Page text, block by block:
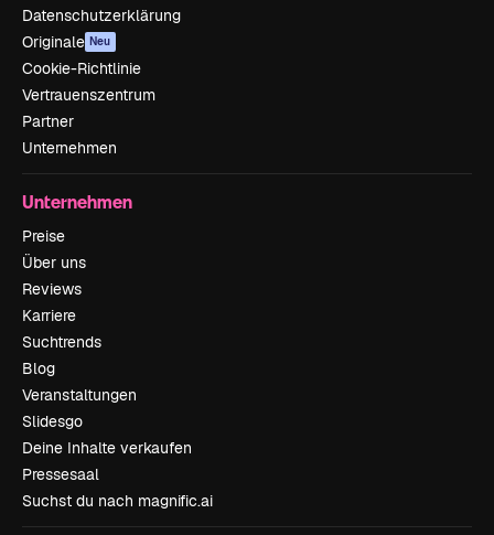
Datenschutzerklärung
Originale Neu
Cookie-Richtlinie
Vertrauenszentrum
Partner
Unternehmen
Unternehmen
Preise
Über uns
Reviews
Karriere
Suchtrends
Blog
Veranstaltungen
Slidesgo
Deine Inhalte verkaufen
Pressesaal
Suchst du nach magnific.ai